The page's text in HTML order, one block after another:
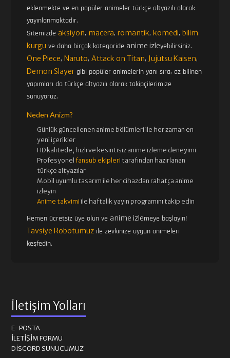
eklenmekte ve en popüler animeler türkçe altyazılı olarak
yayınlanmaktadır.
Sitemizdeaksiyon, macera,romantik, komedi, bilim
kurgu ve daha birçok kategoride anime izleyebilirsiniz.
One Piece, Naruto,Attack on Titan, Jujutsu Kaisen,
Demon Slayer gibi popüler animelerin yanı sıra, az bilinen
yapımları da türkçe altyazılı olarak takipçilerimize
sunuyoruz.
Neden Anizm?
Günlük güncellenen anime bölümleri ile her zaman en
yeni içerikler
HD kalitede, hızlı ve kesintisiz anime izleme deneyimi
Profesyonelfansub ekipleri tarafından hazırlanan
türkçe altyazılar
Mobil uyumlu tasarım ile her cihazdan rahatça anime
izleyin
Anime takvimi ile haftalık yayın programını takip edin
Hemen ücretsiz üye olun ve anime izlemeye başlayın!
Tavsiye Robotumuz ile zevkinize uygun animeleri
keşfedin.
İletişim Yolları
E-POSTA
İLETIŞIM FORMU
DISCORD SUNUCUMUZ